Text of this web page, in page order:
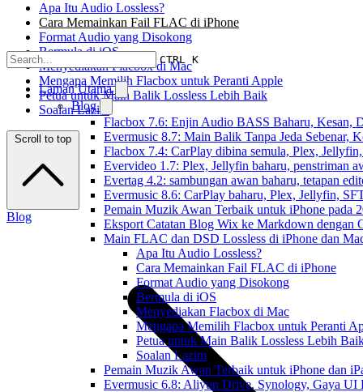
CTRL K
Laman Utama
Blog
Flacbox 7.6: Enjin Audio BASS Baharu, Kesan,
Evermusic 8.7: Main Balik Tanpa Jeda Sebenar,
Flacbox 7.4: CarPlay dibina semula, Plex,
Evervideo 1.7: Plex, Jellyfin baharu, penstriman
Evertag 4.2: sambungan awan baharu, tetapan
Evermusic 8.6: CarPlay baharu, Plex, Jellyfin,
Pemain Muzik Awan Terbaik untuk iPhone pada
Eksport Catatan Blog Wix ke Markdown dengan
Main FLAC dan DSD Lossless di iPhone dan
Apa Itu Audio Lossless?
Cara Memainkan Fail FLAC di iPhone
Format Audio yang Disokong
Bermula di iOS
Menyediakan Flacbox di Mac
Mengapa Memilih Flacbox untuk Peranti
Petua untuk Main Balik Lossless Lebih
Soalan Lazim
Pemain Muzik Awan Terbaik untuk iPhone dan
Evermusic 6.8: Aliyun Drive, Synology, Gaya UI
Apa Itu Audio Lossless?
Cara Memainkan Fail FLAC di iPhone
Format Audio yang Disokong
Bermula di iOS
Menyediakan Flacbox di Mac
Mengapa Memilih Flacbox untuk Peranti Apple
Petua untuk Main Balik Lossless Lebih Baik
Soalan Lazim
Scroll to top
Blog